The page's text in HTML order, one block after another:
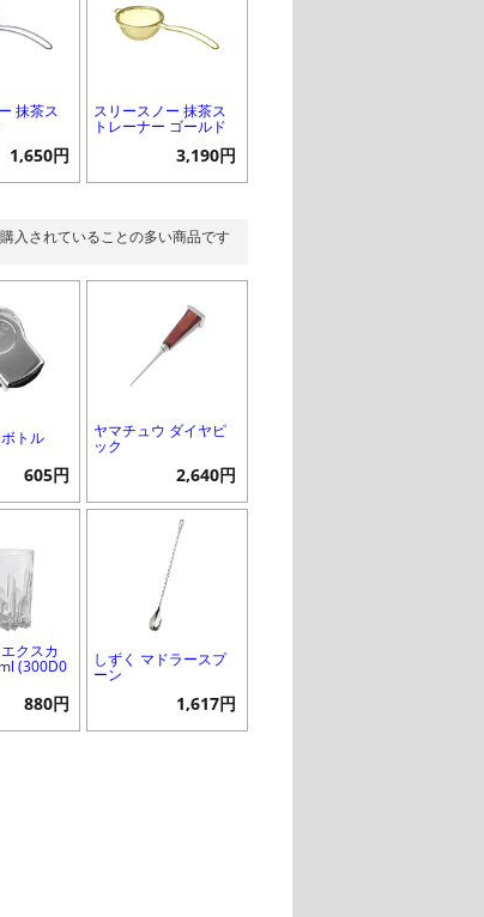
抹茶ス
1,650円
スリースノー 抹茶ス
トレーナー ゴールド
3,190円
入されていることの多い商品です
トル
605円
ヤマチュウ ダイヤピ
ック
2,640円
クスカ
(300D0
880円
しずく マドラースプ
ーン
1,617円